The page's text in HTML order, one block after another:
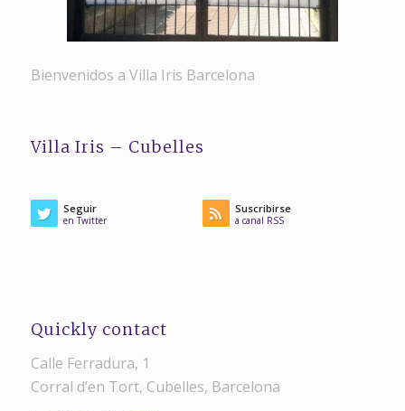
Bienvenidos a Villa Iris Barcelona
Villa Iris – Cubelles
Seguir
en Twitter
Suscribirse
a canal RSS
Quickly contact
Calle Ferradura, 1
Corral d’en Tort, Cubelles, Barcelona